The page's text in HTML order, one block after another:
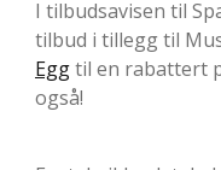
I tilbudsavisen til
tilbud i tillegg til
Eggtil en rabattert
også!